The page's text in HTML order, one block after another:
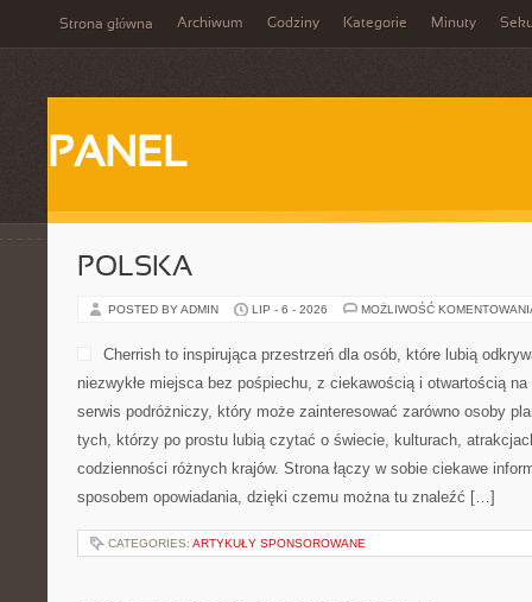
Strona główna Archiwum Godziny Kategorie Minuty
PANEL
POLSKA
POSTED BY ADMIN LIP - 6 - 2026 MOŻLIWOŚĆ
Cherrish to inspirująca przestrzeń dla osób, które lubią
niezwykłe miejsca bez pośpiechu, z ciekawością i otwartością
serwis podróżniczy, który może zainteresować zarówno osoby
tych, którzy po prostu lubią czytać o świecie, kulturach,
codzienności różnych krajów. Strona łączy w sobie ciekawe
sposobem opowiadania, dzięki czemu można tu znaleźć […]
CATEGORIES: ARTYKUŁY SPONSOROWANE